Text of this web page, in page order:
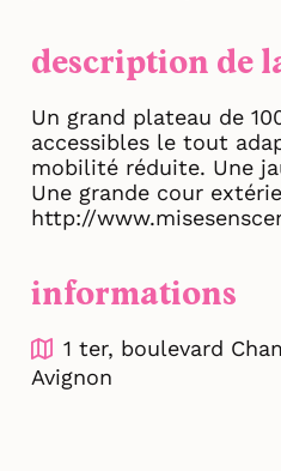
description de
Un grand plateau de
accessibles le tout
mobilité réduite. Une
Une grande cour
http://
informations
1 ter, boulevard
Avignon